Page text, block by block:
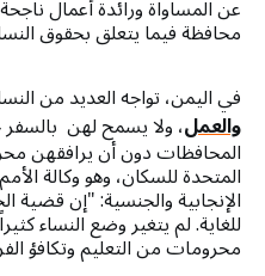
عن المساواة ورائدة أعمال
محافظة فيما يتعلق بحقوق
في اليمن، تواجه العديد من
والعمل، ولا يسمح لهن بالسفر
المحافظات دون أن يرافقهن
المتحدة للسكان، وهو وكالة
الإنجابية والجنسية: "إن
للغاية. لم يتغير وضع النساء
محرومات من التعليم وتكافؤ